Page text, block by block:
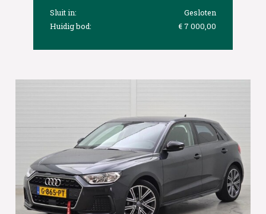
Sluit in:
Gesloten
Huidig bod:
€ 7 000,00